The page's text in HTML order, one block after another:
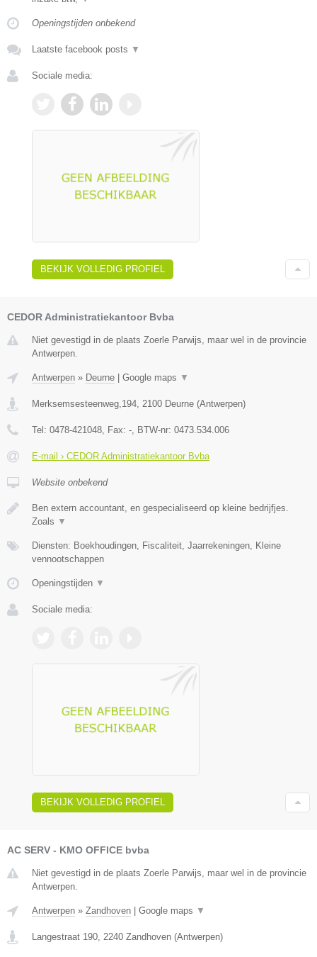
Openingstijden onbekend
Laatste facebook posts ▼
Sociale media:
BEKIJK VOLLEDIG PROFIEL
CEDOR Administratiekantoor Bvba
Niet gevestigd in de plaats Zoerle Parwijs, maar wel in de provincie
Antwerpen.
Antwerpen » Deurne | Google maps ▼
Merksemsesteenweg,194 2100 Deurne (Antwerpen)
Tel: 0478-421048 , Fax: - , BTW-nr: 0473.534.006
E-mail › CEDOR Administratiekantoor Bvba
Website onbekend
Ben extern accountant, en gespecialiseerd op kleine bedrijfjes.
Zoals ▼
Diensten: Boekhoudingen, Fiscaliteit, Jaarrekeningen, Kleine
vennootschappen
Openingstijden ▼
Sociale media:
BEKIJK VOLLEDIG PROFIEL
AC SERV - KMO OFFICE bvba
Niet gevestigd in de plaats Zoerle Parwijs, maar wel in de provincie
Antwerpen.
Antwerpen » Zandhoven Google maps ▼
Langestraat 190, 2240 Zandhoven (Antwerpen)